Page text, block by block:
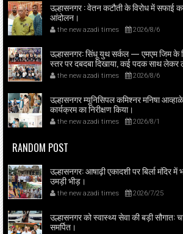
उल्हासनगर : वेतन कटौती के विरोध में सफाई
आंदोलन।
the new azadi times 2026/8/6
उल्हासनगर: सिंधू युथ सर्कल — एमएम जिम के
स्तर पर दबदबा दिखाया, कई पदक साथ लेकर
the new azadi times 2026/8/6
उल्हासनगर म्यूनिसिपल कमिश्नर मनिषा
कार्यक्रम का निरीक्षण किया।
the new azadi times 2026/8/1
RANDOM POST
उल्हासनगर: आषाढ़ी एकादशी पर बिर्ला मंदिर
उमड़ी भीड़।
the new azadi times 2026/7/25
उल्हासनगर को स्वास्थ्य सेवा की बड़ी
समर्पित।